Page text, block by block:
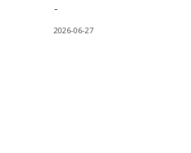
-
2026-06-27